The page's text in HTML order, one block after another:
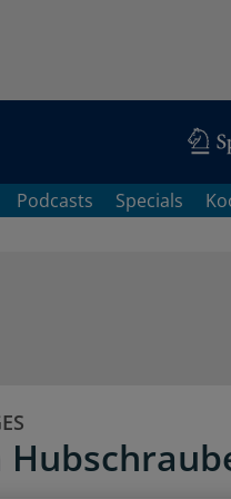
Podcasts Specials